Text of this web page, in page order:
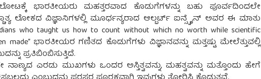
ಭಾರತೀಯರು ಮಹತ್ತರವಾದ ಕೊಡುಗೆಗಳನ್ನು ಬಹು ಪೂರ್ವದಿಂದಲೇ
ಲೋಕದ ವಿಜ್ಞಾನಿಗಳಲ್ಲಿ ಮೂರ್ಧನ್ಯರಾದ ಆಲ್ಬರ್ಟ್ ಐನ್ಸ್ಟೈನ್ ಅವರ ಈ ಮಾತು
who taught us how to count without which no worth while scientific
made” ಭಾರತೀಯರ ಗಣಿತದ ಕೊಡುಗೆಗಳು ವಿಜ್ಞಾನವನ್ನು ಮತ್ತಷ್ಟು ಮೇಲೆತ್ತುವಲ್ಲಿ
ಪ್ರತಿಬಿಂಬಿಸುತ್ತಿದೆ.
ನಾಣ್ಯದ ಎರಡು ಮುಖಗಳು ಒಂದರ ಅಸ್ತಿತ್ವವನ್ನು, ಮಹತ್ವವನ್ನು ಮತ್ತೊಂದು ಹೇಗೆ